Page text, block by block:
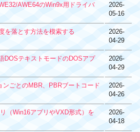
AWE64のWin9x用ドライバ
2026-
05-16
を落とす方法を模索する
2026-
04-29
DOSテキストモードのDOSアプ
2026-
04-29
ンごとのMBR、PBRブートコード
2026-
04-26
（Win16アプリやVXD形式）を
2026-
04-18